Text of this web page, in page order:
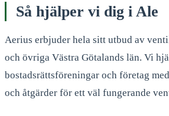
Så hjälper vi dig i Ale
Aerius erbjuder hela sitt utbud av
och övriga Västra Götalands län. Vi
bostadsrättsföreningar och företag
och åtgärder för ett väl fungerande